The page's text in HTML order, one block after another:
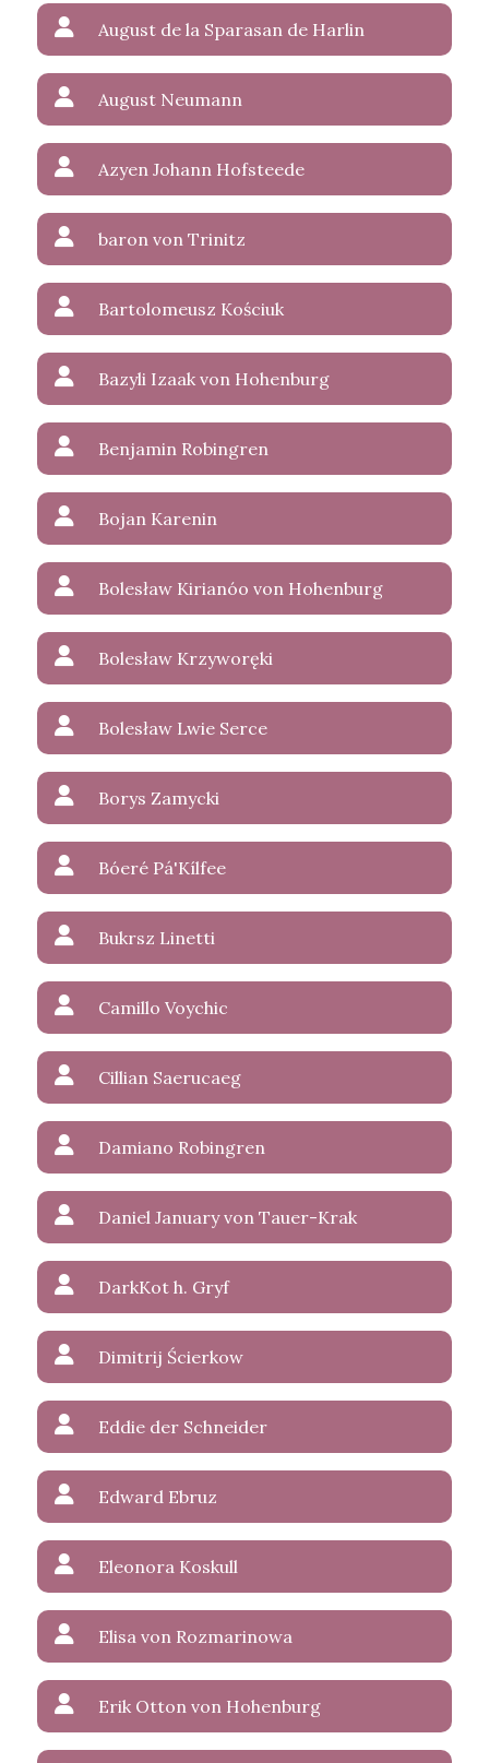
August de la Sparasan de Harlin
August Neumann
Azyen Johann Hofsteede
baron von Trinitz
Bartolomeusz Kościuk
Bazyli Izaak von Hohenburg
Benjamin Robingren
Bojan Karenin
Bolesław Kirianóo von Hohenburg
Bolesław Krzyworęki
Bolesław Lwie Serce
Borys Zamycki
Bóeré Pá'Kílfee
Bukrsz Linetti
Camillo Voychic
Cillian Saerucaeg
Damiano Robingren
Daniel January von Tauer-Krak
DarkKot h. Gryf
Dimitrij Ścierkow
Eddie der Schneider
Edward Ebruz
Eleonora Koskull
Elisa von Rozmarinowa
Erik Otton von Hohenburg